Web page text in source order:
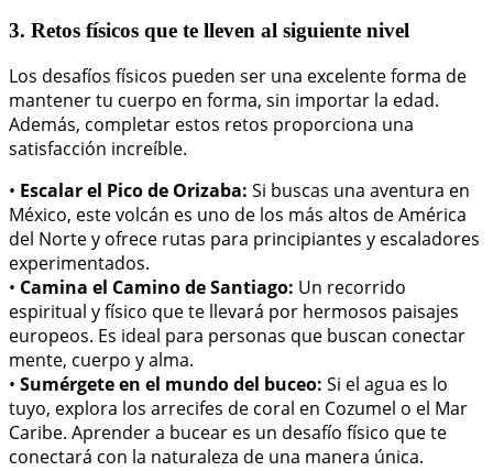
3. Retos físicos que te lleven al siguiente nivel
Los desafíos físicos pueden ser una excelente forma de
mantener tu cuerpo en forma, sin importar la edad.
Además, completar estos retos proporciona una
satisfacción increíble.
• Escalar el Pico de Orizaba: Si buscas una aventura en
México, este volcán es uno de los más altos de América
del Norte y ofrece rutas para principiantes y escaladores
experimentados.
• Camina el Camino de Santiago: Un recorrido
espiritual y físico que te llevará por hermosos paisajes
europeos. Es ideal para personas que buscan conectar
mente, cuerpo y alma.
• Sumérgete en el mundo del buceo: Si el agua es lo
tuyo, explora los arrecifes de coral en Cozumel o el Mar
Caribe. Aprender a bucear es un desafío físico que te
conectará con la naturaleza de una manera única.